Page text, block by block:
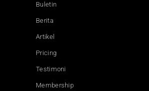
Buletin
Berita
Artikel
Pricing
Testimoni
Membership